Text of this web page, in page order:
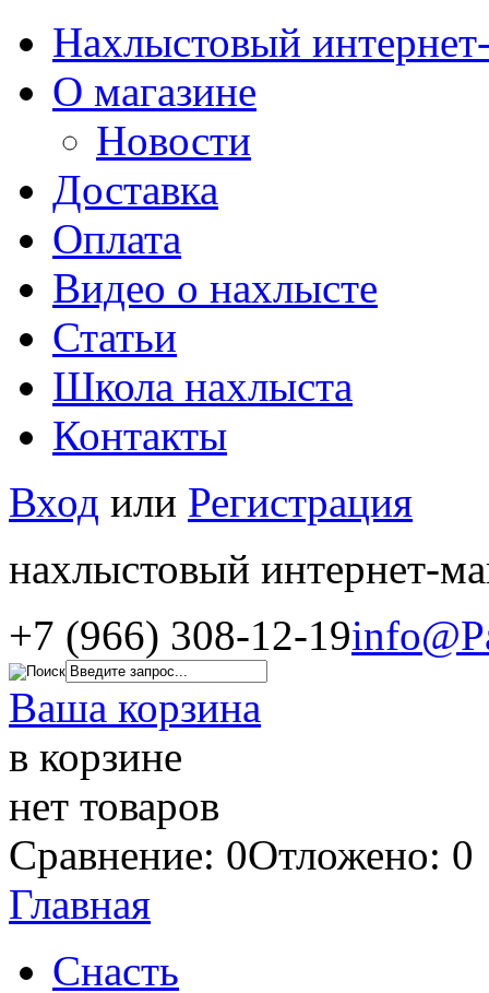
Нахлыстовый
О магазине
Новости
Доставка
Оплата
Видео о нахлысте
Статьи
Школа нахлыста
Контакты
Вход или Регистрация
нахлыстовый интернет-
+7 (966) 308-12-19
Ваша корзина
в корзине
нет товаров
Сравнение: 0Отложено: 0
Главная
Снасть